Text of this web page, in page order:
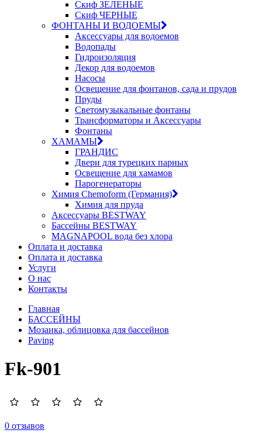
Скиф ЗЕЛЕНЫЕ
Скиф ЧЕРНЫЕ
ФОНТАНЫ И ВОДОЕМЫ
Аксессуары для водоемов
Водопады
Гидроизоляция
Декор для водоемов
Насосы
Освещение для фонтанов, сада и прудов
Пруды
Светомузыкальные фонтаны
Трансформаторы и Аксессуары
Фонтаны
ХАМАМЫ
ГРАНДИС
Двери для турецких парных
Освещение для хамамов
Парогенераторы
Химия Chemoform (Германия)
Химия для пруда
Аксессуары BESTWAY
Бассейны BESTWAY
MAGNAPOOL вода без хлора
Оплата и доставка
Оплата и доставка
Услуги
О нас
Контакты
Главная
БАССЕЙНЫ
Мозаика, облицовка для бассейнов
Paving
Fk-901
0 отзывов